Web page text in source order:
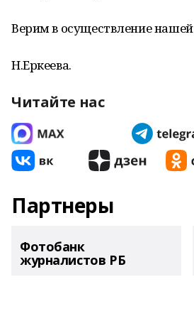
Верим в осуществление
Н.Еркеева.
Читайте нас
Партнеры
Фотобанк
журналистов РБ